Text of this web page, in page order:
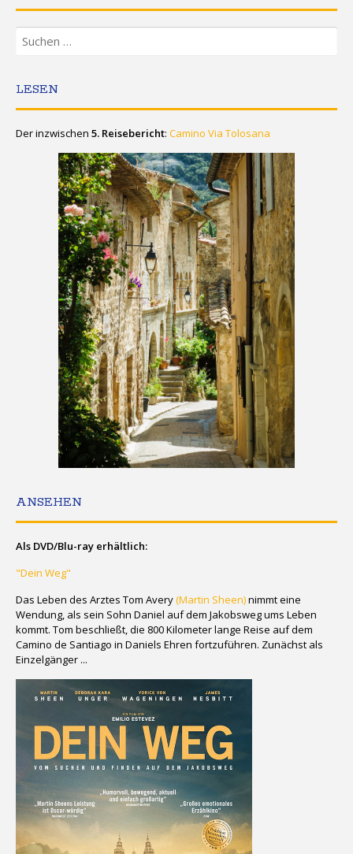
Suchen
nach:
LESEN
Der inzwischen 5. Reisebericht: Camino Via Tolosana
ANSEHEN
Als DVD/Blu-ray erhältlich:
"Dein Weg"
Das Leben des Arztes Tom Avery(Martin Sheen)nimmt eine
Wendung, als sein Sohn Daniel auf dem Jakobsweg ums Leben
kommt. Tom beschließt, die 800 Kilometer lange Reise auf dem
Camino de Santiago in Daniels Ehren fortzuführen. Zunächst als
Einzelgänger ...